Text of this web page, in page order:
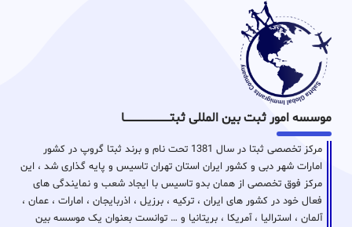
موسسه امور ثبت بین المللی ثبتـــــــــــــــــــــــــــــا
مرکز تخصصی ثبتا در سال 1381 تحت نام و برند ثبتا گروپ در کشور
امارات شهر دبی و کشور ایران استان تهران تاسیس و پایه گذاری شد ، این
مرکز فوق تخصصی از همان بدو تاسیس با ایجاد شعب و نمایندگی های
فعال خود در کشور های ایران ، ترکیه ، برزیل ، اذربایجان ، امارات ، عمان ،
آلمان ، استرالیا ، آمریکا ، بریتانیا و … توانست بعنوان یک موسسه بین